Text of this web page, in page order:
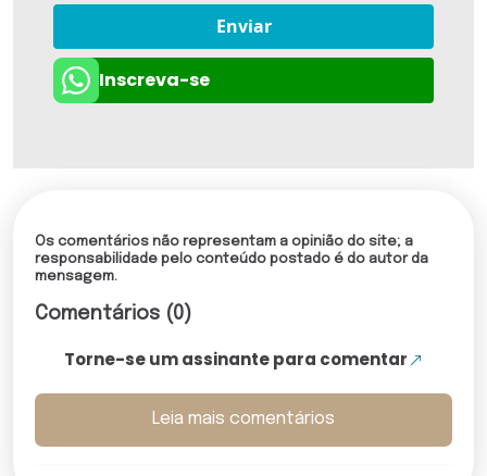
Enviar
Inscreva-se
Os comentários não representam a opinião do site; a
responsabilidade pelo conteúdo postado é do autor da
mensagem.
Comentários (0)
Torne-se um assinante para comentar
Leia mais comentários